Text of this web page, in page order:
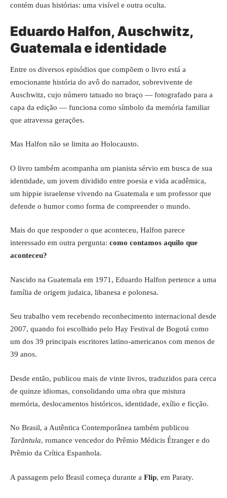
contém duas histórias: uma visível e outra oculta.
Eduardo Halfon, Auschwitz,
Guatemala e identidade
Entre os diversos episódios que compõem o livro está a
emocionante história do avô do narrador, sobrevivente de
Auschwitz, cujo número tatuado no braço — fotografado para a
capa da edição — funciona como símbolo da memória familiar
que atravessa gerações.
Mas Halfon não se limita ao Holocausto.
O livro também acompanha um pianista sérvio em busca de sua
identidade, um jovem dividido entre poesia e vida acadêmica,
um hippie israelense vivendo na Guatemala e um professor que
defende o humor como forma de compreender o mundo.
Mais do que responder o que aconteceu, Halfon parece
interessado em outra pergunta: como contamos aquilo que
aconteceu?
Nascido na Guatemala em 1971, Eduardo Halfon pertence a uma
família de origem judaica, libanesa e polonesa.
Seu trabalho vem recebendo reconhecimento internacional desde
2007, quando foi escolhido pelo Hay Festival de Bogotá como
um dos 39 principais escritores latino-americanos com menos de
39 anos.
Desde então, publicou mais de vinte livros, traduzidos para cerca
de quinze idiomas, consolidando uma obra que mistura
memória, deslocamentos históricos, identidade, exílio e ficção.
No Brasil, a Autêntica Contemporânea também publicou
Tarântula, romance vencedor do Prêmio Médicis Étranger e do
Prêmio da Crítica Espanhola.
A passagem pelo Brasil começa durante a Flip, em Paraty.